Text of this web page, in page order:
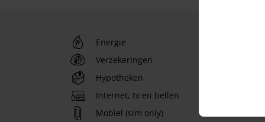
Energie
Verzekeringen
Hypotheken
Internet, tv en bellen
Mobiel (sim only)